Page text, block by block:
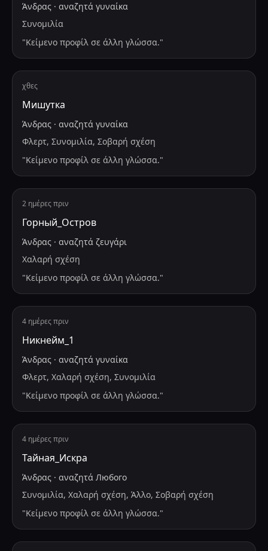
Άνδρας · αναζητά γυναίκα
Συνομιλία
"Κείμενο προφίλ σε άλλη γλώσσα."
χθες
Мишутка
Άνδρας · αναζητά γυναίκα
Φλερτ, Συνομιλία, Σοβαρή σχέση
"Κείμενο προφίλ σε άλλη γλώσσα."
2 ημέρες πριν
Горный_Остров
Άνδρας · αναζητά ζευγάρι
Χαλαρή σχέση
"Κείμενο προφίλ σε άλλη γλώσσα."
4 ημέρες πριν
Никнейм_1
Άνδρας · αναζητά γυναίκα
Φλερτ, Χαλαρή σχέση, Συνομιλία
"Κείμενο προφίλ σε άλλη γλώσσα."
4 ημέρες πριν
Тайная_Искра
Άνδρας · αναζητά Любого
Συνομιλία, Χαλαρή σχέση, Άλλο, Σοβαρή σχέση
"Κείμενο προφίλ σε άλλη γλώσσα."